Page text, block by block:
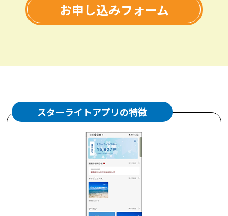
お申し込みフォーム
スターライトアプリの特徴